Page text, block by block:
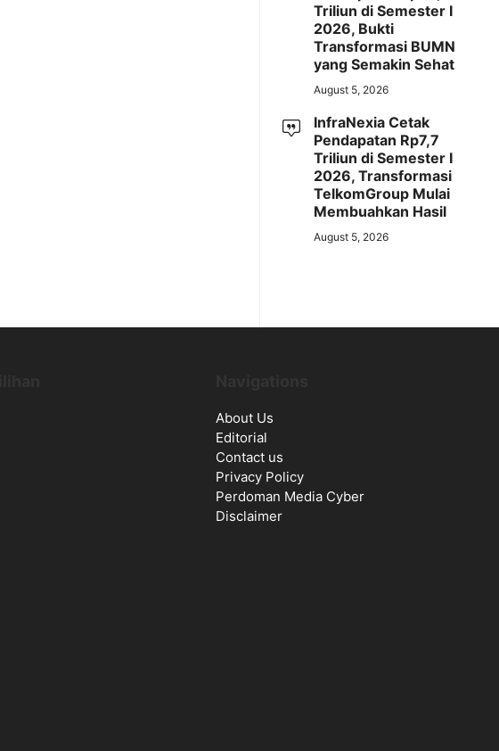
Triliun di Semester I
2026, Bukti
Transformasi BUMN
yang Semakin Sehat
August 5, 2026
InfraNexia Cetak
Pendapatan Rp7,7
Triliun di Semester I
2026, Transformasi
TelkomGroup Mulai
Membuahkan Hasil
August 5, 2026
About Us
Editorial
Contact us
Privacy Policy
Perdoman Media Cyber
Disclaimer